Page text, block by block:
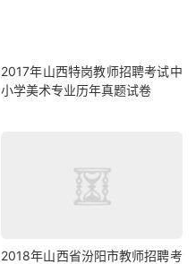
2017年山西特岗教师招聘考试中
小学美术专业历年真题试卷
2018年山西省汾阳市教师招聘考